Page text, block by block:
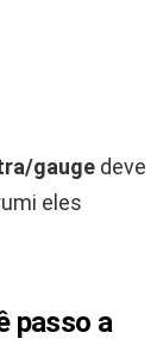
gauge deve
eles
passo a